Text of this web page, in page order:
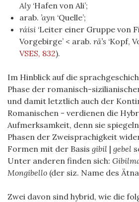
Aly ‘Hafen von Ali’;
arab. ’ayn ‘Quelle’;
ráisi ‘Leiter einer Gruppe von
Vorgebirge’ < arab. rā’s ‘Kopf,
VSES, 832).
Im Hinblick auf die
Phase der romanisch-
und damit letztlich auch der
Romanischen - verdienen die
Aufmerksamkeit, denn sie
Phasen der Zweisprachigkeit
Formen mit der Basis gibil | gebel
Unter anderen finden sich:
Mongibello (der siz. Name des
Zwei davon sind hybrid, wie die